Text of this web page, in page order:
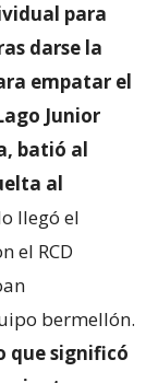
para
darse la
empatar el
Junior
batió al
al
llegó el
el RCD
bermellón.
que significó